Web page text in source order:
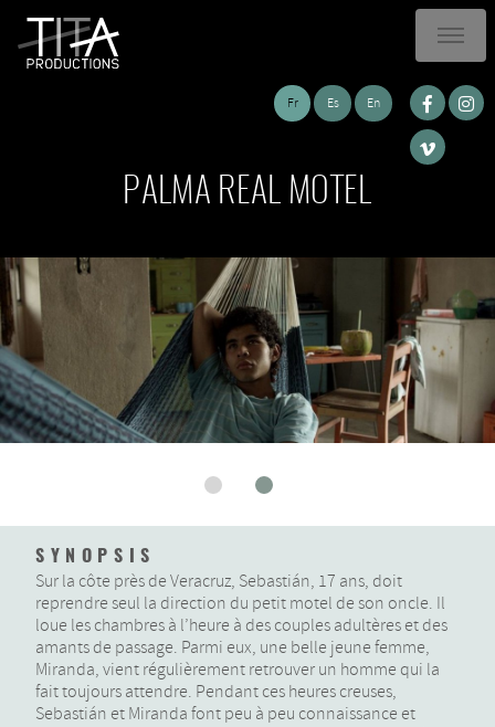
Fr Es En
PALMA REAL MOTEL
SYNOPSIS
Sur la côte près de Veracruz, Sebastián, 17 ans, doit
reprendre seul la direction du petit motel de son oncle. Il
loue les chambres à l’heure à des couples adultères et des
amants de passage. Parmi eux, une belle jeune femme,
Miranda, vient régulièrement retrouver un homme qui la
fait toujours attendre. Pendant ces heures creuses,
Sebastián et Miranda font peu à peu connaissance et